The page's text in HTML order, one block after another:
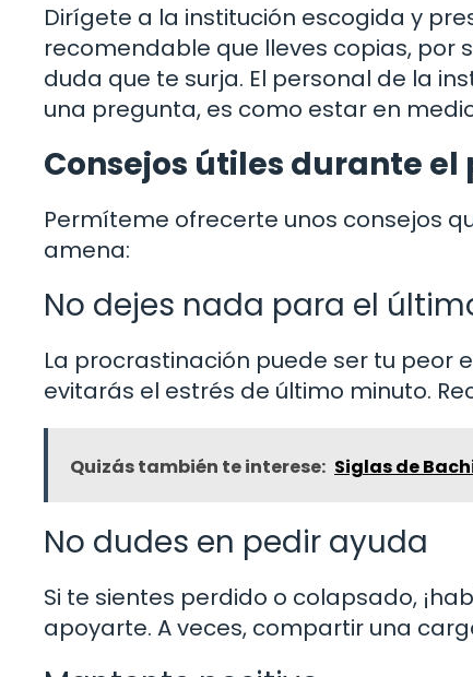
Dirígete a la institución escogida y
recomendable que lleves copias, por
duda que te surja. El personal de la
una pregunta, es como estar en
Consejos útiles durante el
Permíteme ofrecerte unos consejos
amena:
No dejes nada para el
La procrastinación puede ser tu peor
evitarás el estrés de último minuto.
Quizás también te interese: Siglas de
No dudes en pedir ayuda
Si te sientes perdido o colapsado,
apoyarte. A veces, compartir una